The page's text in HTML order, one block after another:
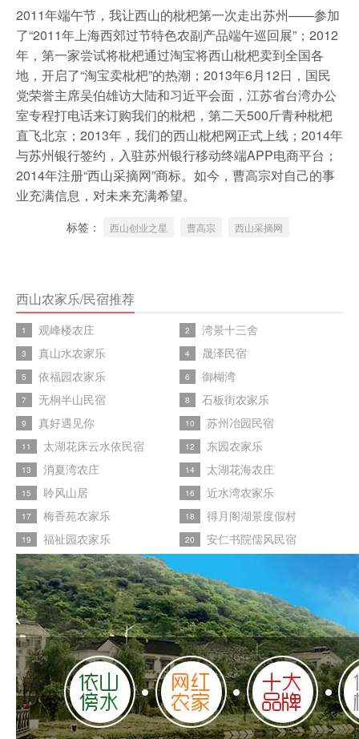
2011年端午节，我让西山的枇杷第一次走出苏州——参加
了“2011年上海西郊过节特色农副产品端午巡回展”；2012
年，第一家尝试将枇杷通过淘宝将西山枇杷卖到全国各
地，开启了“淘宝卖枇杷”的热潮；2013年6月12日，国民
党荣誉主席吴伯雄访大陆和习近平会面，江苏省台湾办公
室专程打电话来订购我们的枇杷，第二天500斤青种枇杷
直飞北京；2013年，我们的西山枇杷网正式上线；2014年
与苏州银行签约，入驻苏州银行移动终端APP电商平台；
2014年注册“西山采摘网”商标。如今，曹高宗对自己的事
业充满信息，对未来充满希望。
标签： 西山创业之星 曹高宗 西山采摘网
西山农家乐/民宿推荐
1 观峰楼农庄 2 湾景十三舍
3 真山水农家乐 4 晟泽民宿
5 依福园农家乐 6 御楜湾
7 无桐半山民宿 8 石板街农家乐
9 真好遇见你 10 苏州冶园民宿
11 太湖花床云水依民宿 12 东园农家乐
13 消夏湾农庄 14 太湖花海农庄
15 聆风山居 16 近水湾农家乐
17 梅香苑农家乐 18 得月阁湖景度假村
19 福祉园农家乐 20 安仁书院儒风民宿